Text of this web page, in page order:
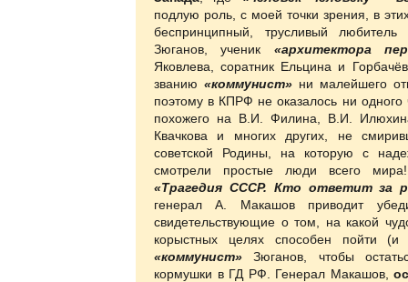
подлую роль, с моей точки зрения, в
беспринципный, трусливый любитель
Зюганов, ученик «архитектора
Яковлева, соратник Ельцина и
званию «коммунист» ни малейшего
поэтому в КПРФ не оказалось ни одного
похожего на В.И. Филина, В.И.
Квачкова и многих других, не
советской Родины, на которую с
смотрели простые люди всего
«Трагедия СССР. Кто ответит за
генералА. Макашов приводит
свидетельствующие о том, на какой
корыстных целях способен пойти (и
«коммунист» Зюганов, чтобы
кормушки в ГД РФ. Генерал Макашов,